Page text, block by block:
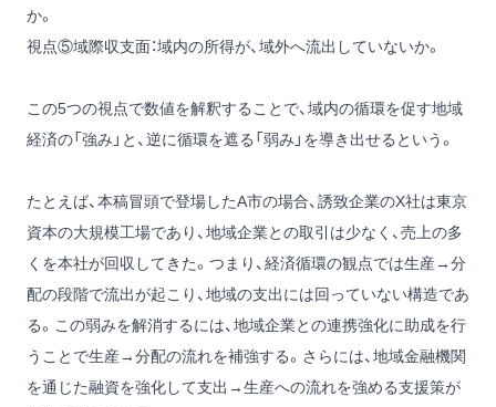
か。
視点⑤域際収支面：域内の所得が、域外へ流出していないか。
この5つの視点で数値を解釈することで、域内の循環を促す地域
経済の「強み」と、逆に循環を遮る「弱み」を導き出せるという。
たとえば、本稿冒頭で登場したA市の場合、誘致企業のX社は東京
資本の大規模工場であり、地域企業との取引は少なく、売上の多
くを本社が回収してきた。つまり、経済循環の観点では生産→分
配の段階で流出が起こり、地域の支出には回っていない構造であ
る。この弱みを解消するには、地域企業との連携強化に助成を行
うことで生産→分配の流れを補強する。さらには、地域金融機関
を通じた融資を強化して支出→生産への流れを強める支援策が